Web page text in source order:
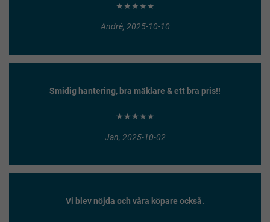
★★★★★
André, 2025-10-10
Smidig hantering, bra mäklare & ett bra pris!!
★★★★★
Jan, 2025-10-02
Vi blev nöjda och våra köpare också.